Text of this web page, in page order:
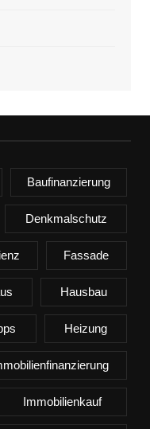
Baufinanzierung
Denkmalschutz
Fassade
Hausbau
Heizung
Immobilienkauf